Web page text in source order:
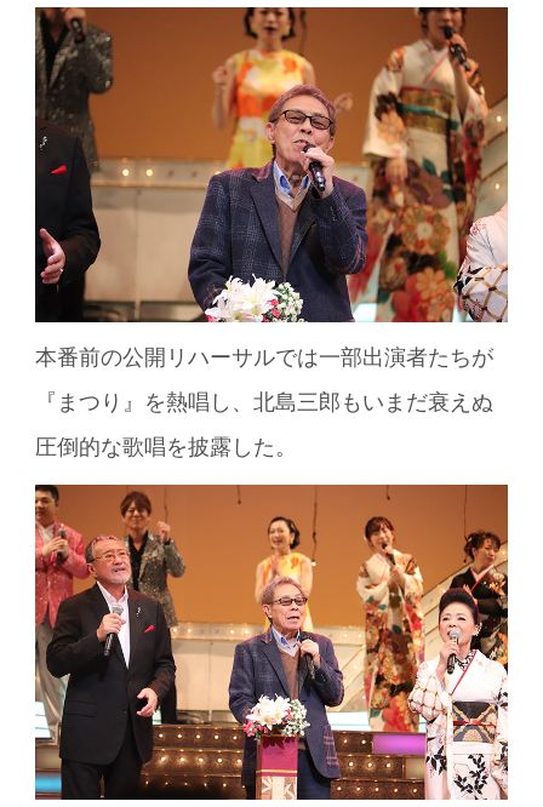
本番前の公開リハーサルでは一部出演者たちが
『まつり』を熱唱し、北島三郎もいまだ衰えぬ
圧倒的な歌唱を披露した。